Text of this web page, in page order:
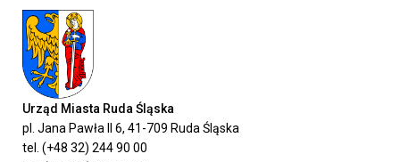
Urząd Miasta Ruda Śląska
pl. Jana Pawła II 6, 41-709 Ruda Śląska
tel. (+48 32) 244 90 00